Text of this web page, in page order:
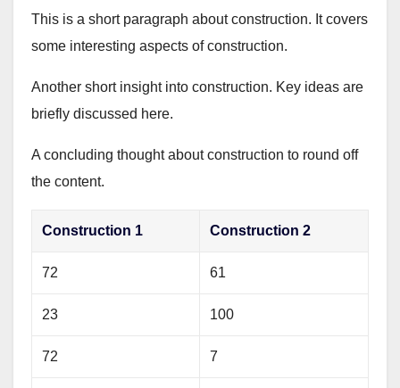
This is a short paragraph about construction. It covers
some interesting aspects of construction.
Another short insight into construction. Key ideas are
briefly discussed here.
A concluding thought about construction to round off
the content.
Construction 1 Construction 2
72 61
23 100
72 7